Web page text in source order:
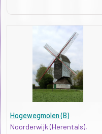
Hogewegmolen (B)
Noorderwijk (Herentals),